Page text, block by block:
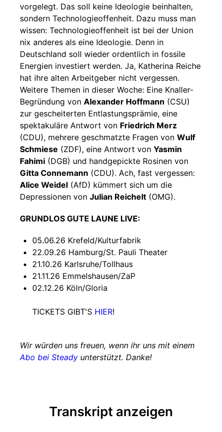
vorgelegt. Das soll keine Ideologie beinhalten,
sondern Technologieoffenheit. Dazu muss man
wissen: Technologieoffenheit ist bei der Union
nix anderes als eine Ideologie. Denn in
Deutschland soll wieder ordentlich in fossile
Energien investiert werden. Ja, Katherina Reiche
hat ihre alten Arbeitgeber nicht vergessen.
Weitere Themen in dieser Woche: Eine Knaller-
Begründung von Alexander Hoffmann (CSU)
zur gescheiterten Entlastungsprämie, eine
spektakuläre Antwort von Friedrich Merz
(CDU), mehrere geschmatzte Fragen von Wulf
Schmiese (ZDF), eine Antwort von Yasmin
Fahimi (DGB) und handgepickte Rosinen von
Gitta Connemann (CDU). Ach, fast vergessen:
Alice Weidel (AfD) kümmert sich um die
Depressionen von Julian Reichelt (OMG).
GRUNDLOS GUTE LAUNE LIVE:
05.06.26 Krefeld/Kulturfabrik
22.09.26 Hamburg/St. Pauli Theater
21.10.26 Karlsruhe/Tollhaus
21.11.26 Emmelshausen/ZaP
02.12.26 Köln/Gloria
TICKETS GIBT'S HIER!
Wir würden uns freuen, wenn ihr uns mit einem
Abo bei Steady unterstützt. Danke!
Transkript anzeigen